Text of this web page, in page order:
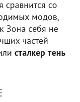
сравнится со
модов,
Зона себя не
частей
сталкер тень